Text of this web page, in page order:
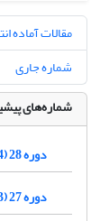
مقالات آماده
شماره جاری
شماره‌های
دوره 28 (1404)
دوره 27 (1403)